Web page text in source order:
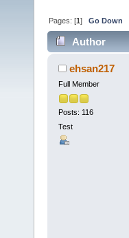
Pages: [1]Go Down
Author
ehsan217
Full Member
Posts: 116
Test